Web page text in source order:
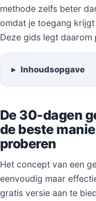
methode zelfs beter
omdat je toegang
Deze gids legt
Inhoudsopgave
De 30-dagen
de beste
proberen
Het concept van een
eenvoudig maar
gratis versie aan te